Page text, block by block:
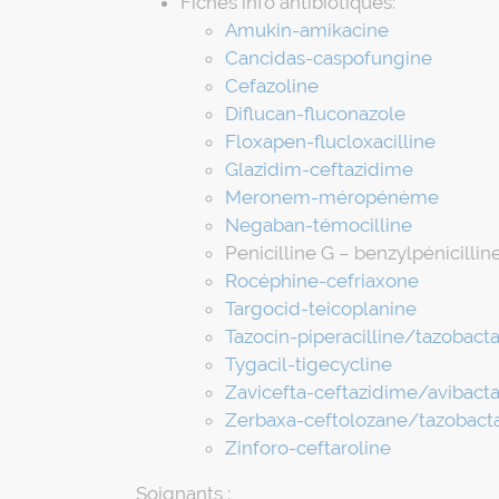
Amukin-amikacine
Cancidas-caspofungine
Cefazoline
Diflucan-fluconazole
Floxapen-flucloxacilline
Glazidim-ceftazidime
Meronem-méropénème
Negaban-témocilline
Penicilline G –
Rocéphine-cefriaxone
Targocid-teicoplanine
Tazocin-piperacilline/
Tygacil-tigecycline
Zavicefta-ceftazidime/
Zerbaxa-ceftolozane/
Zinforo-ceftaroline
Soignants :